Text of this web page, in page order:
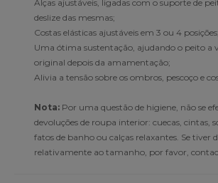
Alças ajustáveis, ligadas com o suporte de
deslize das mesmas;
Costas elásticas ajustáveis em 3 ou 4 posições;
Uma ótima sustentação, ajudando o peito a
original depois da amamentação;
Alivia a tensão sobre os ombros, pescoço e
Nota: Por uma questão de higiene, não se
devoluções de roupa interior: cuecas, cintas,
fatos de banho ou calças relaxantes. Se tiver
relativamente ao tamanho, por favor,